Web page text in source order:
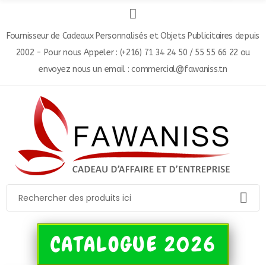
Fournisseur de Cadeaux Personnalisés et Objets Publicitaires depuis
2002 - Pour nous Appeler : (+216) 71 34 24 50 / 55 55 66 22 ou
envoyez nous un email : commercial@fawaniss.tn
CATALOGUE 2026